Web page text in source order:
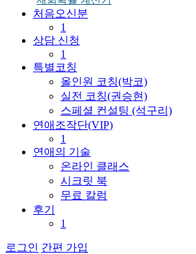
처음오신분
1
상담 신청
1
특별코칭
올인원 코칭(박코)
실전 코칭(권승현)
스페셜 컨설팅 (석구리)
연애조작단(VIP)
1
연애의 기술
온라인 클래스
시크릿 북
무료 칼럼
후기
1
로그인 간편 가입